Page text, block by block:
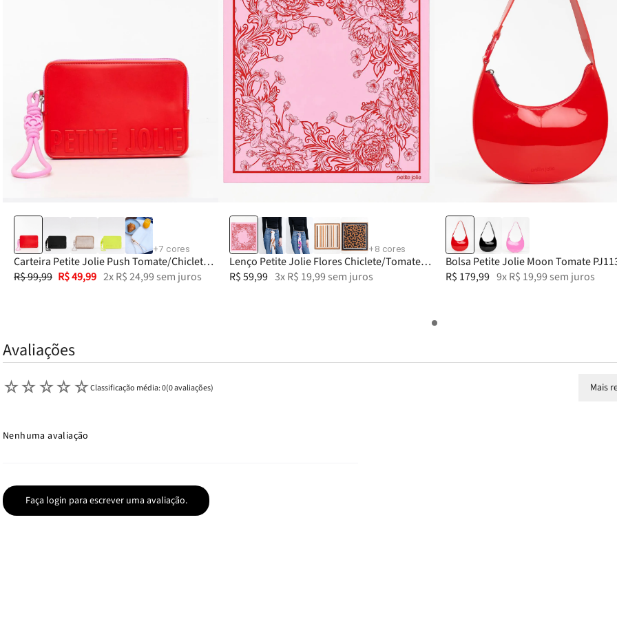
+7 cores
Carteira Petite Jolie Push Tomate/Chiclete
PJ20167
R$99,99 R$49,99 2xR$24,99 sem juros
+ 8 cores
Lenço Petite Jolie Flores Chiclete/Tomate
PJ20085
R$59,99 3xR$ 19,99 sem juros
Bolsa Petite Jolie Moon Tomate
R$ 179,99 9xR$ 19,99 sem juros
Avaliações
☆☆☆☆☆Classificação média: 0(0 avaliações)
Faça login para escrever uma avaliação.
Mais
Nenhuma avaliação